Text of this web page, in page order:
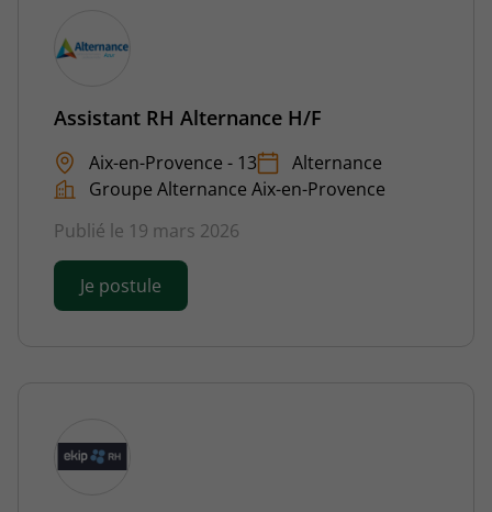
Assistant RH Alternance H/F
Aix-en-Provence - 13
Alternance
Groupe Alternance Aix-en-Provence
Publié le 19 mars 2026
Je postule